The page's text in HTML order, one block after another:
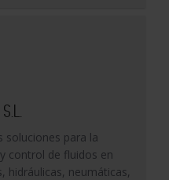
soluciones para la
control de fluidos en
hidráulicas, neumáticas,